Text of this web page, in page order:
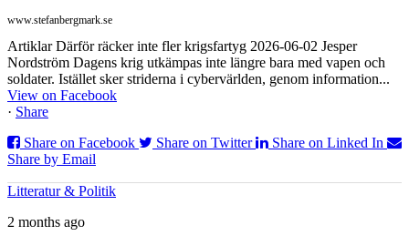
www.stefanbergmark.se
Artiklar Därför räcker inte fler krigsfartyg 2026-06-02 Jesper
Nordström Dagens krig utkämpas inte längre bara med vapen och
soldater. Istället sker striderna i cybervärlden, genom information...
View on Facebook
· Share
Share on Facebook
Share on Twitter
Share on Linked In
Share by Email
Litteratur & Politik
2 months ago